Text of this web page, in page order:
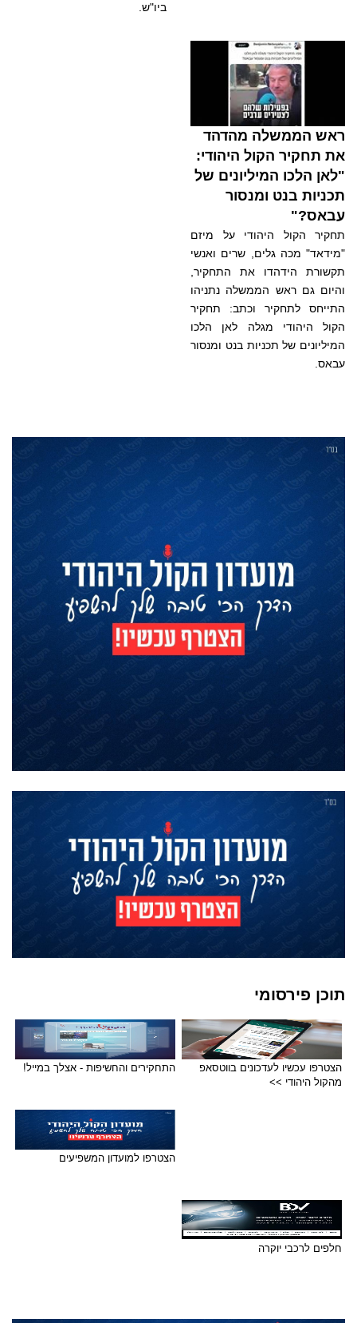
ביו"ש.
ראש הממשלה מהדהד
את תחקיר הקול היהודי:
"לאן הלכו המיליונים של
תכניות בנט ומנסור
עבאס?"
תחקיר הקול היהודי על מיזם
"מידאד" מכה גלים, שרים ואנשי
תקשורת הידהדו את התחקיר,
והיום גם ראש הממשלה נתניהו
התייחס לתחקיר וכתב: תחקיר
הקול היהודי מגלה לאן הלכו
המיליונים של תכניות בנט ומנסור
עבאס.
תוכן פירסומי
הצטרפו עכשיו לעדכונים בווטסאפ
מהקול היהודי >>
התחקירים והחשיפות - אצלך במייל!
הצטרפו למועדון המשפיעים
חלפים לרכבי יוקרה